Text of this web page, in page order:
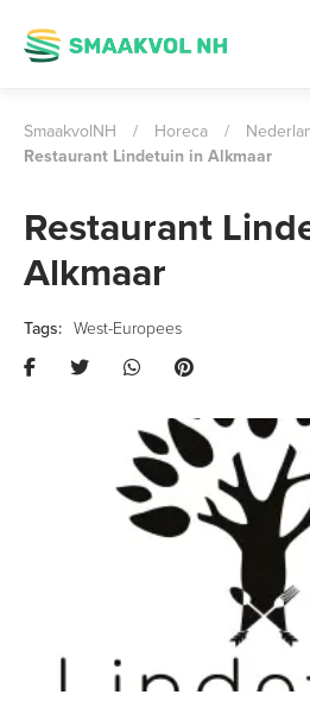
SmaakvolNH / Horeca /
Restaurant Lindetuin in Alkmaar
Restaurant
Alkmaar
West-Europees